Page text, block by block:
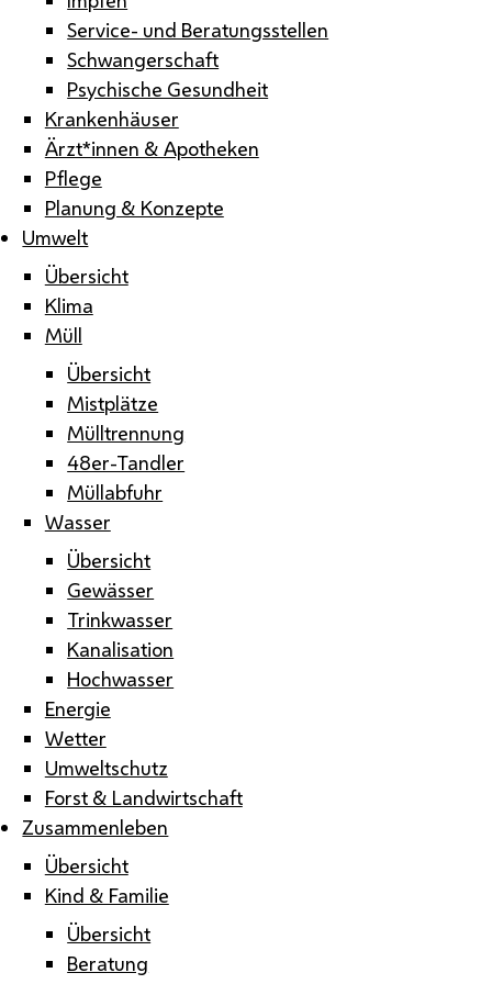
Service- und Beratungsstellen
Schwangerschaft
Psychische Gesundheit
Krankenhäuser
Ärzt*innen & Apotheken
Pflege
Planung & Konzepte
Umwelt
Übersicht
Klima
Müll
Übersicht
Mistplätze
Mülltrennung
48er-Tandler
Müllabfuhr
Wasser
Übersicht
Gewässer
Trinkwasser
Kanalisation
Hochwasser
Energie
Wetter
Umweltschutz
Forst & Landwirtschaft
Zusammenleben
Übersicht
Kind & Familie
Übersicht
Beratung